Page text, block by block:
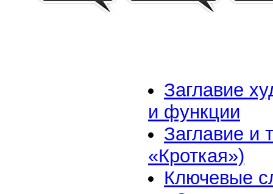
Заглавие
и функции
Заглавие и
«Кроткая»)
Ключевые